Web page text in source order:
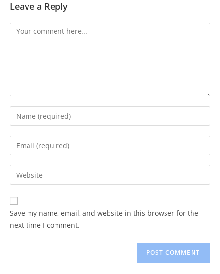
Leave a Reply
Comment
Enter
your
name
comment
Enter
your
email
address
comment
Enter
your
website
URL
(optional)
Save my name, email, and website in this browser for the
next time I comment.